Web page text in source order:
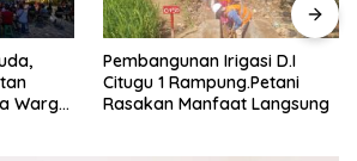
Warga
Pembangunan Irigasi D.I
Citugu 1 Rampung.Petani
Rasakan Manfaat Langsung